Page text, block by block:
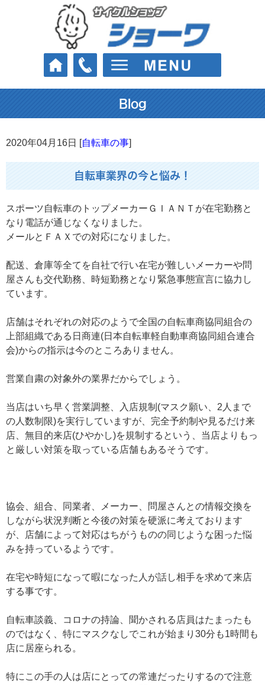
Blog
2020年04月16日 [自転車の事]
自転車業界の今と悩み！
スポーツ自転車のトップメーカーＧＩＡＮＴが在宅勤務と
なり電話が通じなくなりました。
メールとＦＡＸでの対応になりました。
配送、倉庫等全てを自社で行い在宅が難しいメーカーや問
屋さんも交代勤務、時短勤務となり緊急事態宣言に協力し
ています。
店舗はそれぞれの対応のようで全国の自転車商協同組合の
上部組織である日商連(日本自転車軽自動車商協同組合連合
会)からの指示は今のところありません。
営業自粛の対象外の業界だからでしょう。
当店はいち早く営業調整、入店規制(マスク願い、2人まで
の人数制限)を実行していますが、完全予約制や見るだけ来
店、無目的来店(ひやかし)を規制するという、当店よりもっ
と厳しい対策を取っている店舗もあるそうです。
協会、組合、同業者、メーカー、問屋さんとの情報交換を
しながら状況判断と今後の対策を硬派に考えております
が、店舗によって対応はちがうものの同じような困った悩
みを持っているようです。
在宅や時短になって暇になった人が話し相手を求めて来店
する事です。
自転車談義、コロナの持論、聞かされる店員はたまったも
のではなく、特にマスクなしでこれが始まり30分も1時間も
店に居座られる。
特にこの手の人は店にとっての常連だったりするので注意